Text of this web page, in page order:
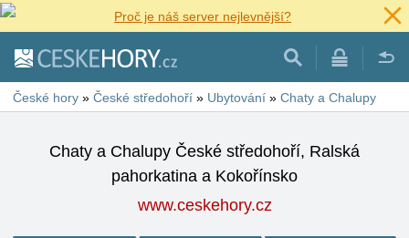
Proč je náš server nejlevnější?
České hory » České středohoří » Ubytování » Chaty a Chalupy
Chaty a Chalupy České středohoří, Ralská
pahorkatina a Kokořínsko
www.ceskehory.cz